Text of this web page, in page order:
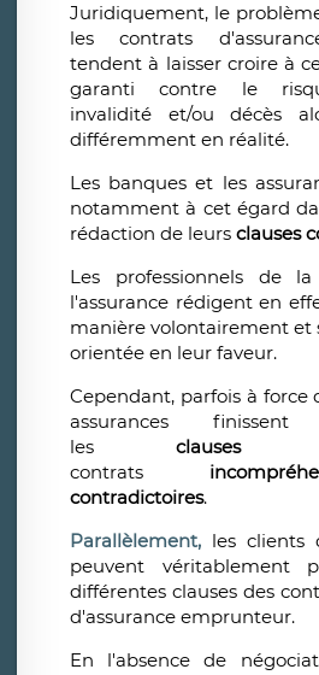
Juridiquement, le
les contrats
tendent à laisser croire à
garanti contre le
invalidité et/ou décès
différemment en réalité.
Les banques et les
notamment à cet égard
rédaction de leurs clauses
Les professionnels de
l'assurance rédigent en
manière volontairement
orientée en leur faveur.
Cependant, parfois à force
assurances
les clausesde
contrats
contradictoires.
Parallèlement, les clients
peuvent véritablement
différentes clauses des
d'assurance emprunteur.
En l'absence de